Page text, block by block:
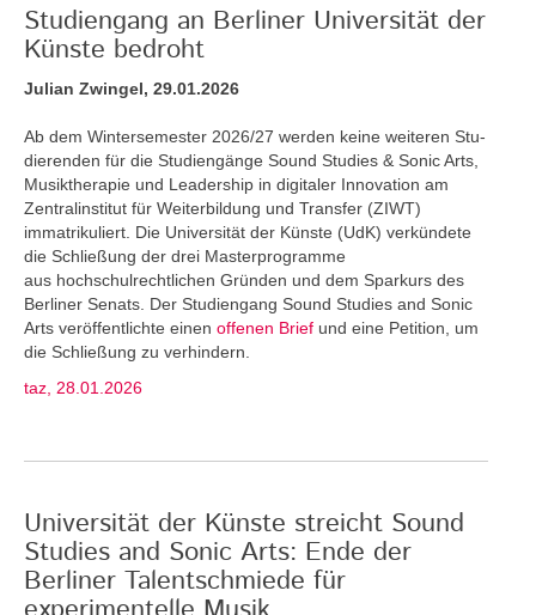
Studiengang an Berliner Universität der
Künste bedroht
Julian Zwingel, 29.01.2026
Ab dem Wintersemester 2026/27 werden keine weiteren Stu­
dierenden für die Studiengänge Sound Studies & Sonic Arts,
Musiktherapie und Leadership in digitaler Innovation am
Zentralinstitut für Weiterbildung und Transfer (ZIWT)
immatrikuliert. Die Universität der Künste (UdK) verkündete
die Schließung der drei Masterprogramme
aus hochschulrechtlichen Gründen und dem Sparkurs des
Berliner Senats. Der Studiengang Sound Studies and Sonic
Arts veröffentlichte einen offenen Brief und eine Petition, um
die Schließung zu verhindern.
taz, 28.01.2026
Universität der Künste streicht Sound
Studies and Sonic Arts: Ende der
Berliner Talentschmiede für